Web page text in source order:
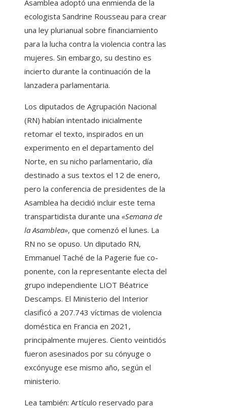
Asamblea adoptó una enmienda de la
ecologista Sandrine Rousseau para crear
una ley plurianual sobre financiamiento
para la lucha contra la violencia contra las
mujeres. Sin embargo, su destino es
incierto durante la continuación de la
lanzadera parlamentaria.
Los diputados de Agrupación Nacional
(RN) habían intentado inicialmente
retomar el texto, inspirados en un
experimento en el departamento del
Norte, en su nicho parlamentario, día
destinado a sus textos el 12 de enero,
pero la conferencia de presidentes de la
Asamblea ha decidió incluir este tema
transpartidista durante una «Semana de
la Asamblea», que comenzó el lunes. La
RN no se opuso. Un diputado RN,
Emmanuel Taché de la Pagerie fue co-
ponente, con la representante electa del
grupo independiente LIOT Béatrice
Descamps. El Ministerio del Interior
clasificó a 207.743 víctimas de violencia
doméstica en Francia en 2021,
principalmente mujeres. Ciento veintidós
fueron asesinados por su cónyuge o
excónyuge ese mismo año, según el
ministerio.
Lea también: Artículo reservado para